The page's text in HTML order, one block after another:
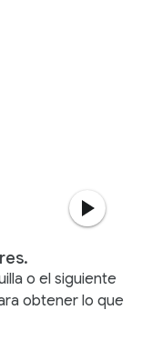
o el siguiente
obtener lo que